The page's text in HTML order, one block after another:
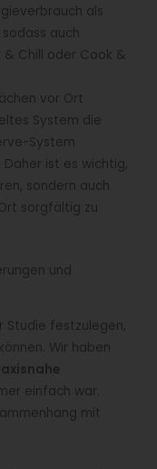
als
auch
Chill oder Cook &
vor Ort
System die
System
ist es wichtig,
sondern auch
sorgfältig zu
und
Studie festzulegen,
Wir haben
einfach war.
mit